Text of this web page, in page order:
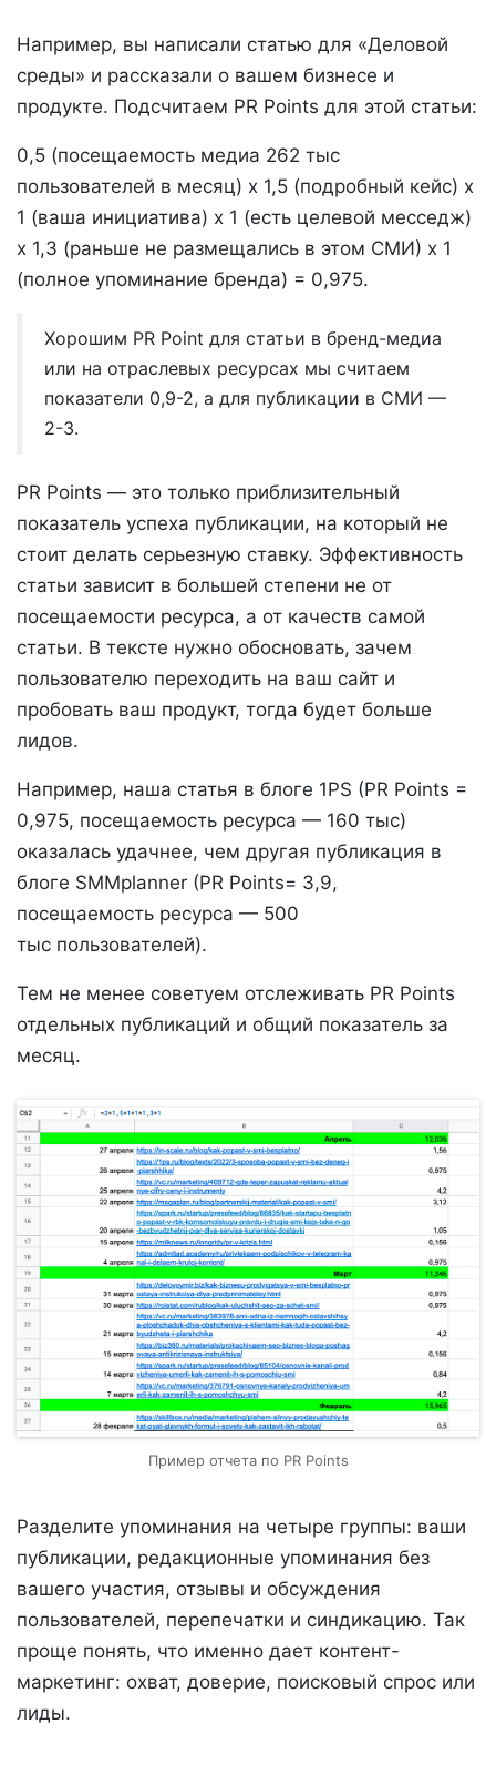
Например, вы написали статью для «Деловой
среды» и рассказали о вашем бизнесе и
продукте. Подсчитаем PR Points для этой статьи:
0,5 (посещаемость медиа 262 тыс
пользователей в месяц) х 1,5 (подробный кейс) х
1 (ваша инициатива) х 1 (есть целевой месседж)
х 1,3 (раньше не размещались в этом СМИ) х 1
(полное упоминание бренда) = 0,975.
Хорошим PR Point для статьи в бренд-медиа
или на отраслевых ресурсах мы считаем
показатели 0,9-2, а для публикации в СМИ —
2-3.
PR Points — это только приблизительный
показатель успеха публикации, на который не
стоит делать серьезную ставку. Эффективность
статьи зависит в большей степени не от
посещаемости ресурса, а от качеств самой
статьи. В тексте нужно обосновать, зачем
пользователю переходить на ваш сайт и
пробовать ваш продукт, тогда будет больше
лидов.
Например, наша статья в блоге 1PS (PR Points =
0,975, посещаемость ресурса — 160 тыс)
оказалась удачнее, чем другая публикация в
блоге SMMplanner (PR Points= 3,9,
посещаемость ресурса — 500
тыс пользователей).
Тем не менее советуем отслеживать PR Points
отдельных публикаций и общий показатель за
месяц.
Пример отчета по PR Points
Разделите упоминания на четыре группы: ваши
публикации, редакционные упоминания без
вашего участия, отзывы и обсуждения
пользователей, перепечатки и синдикацию. Так
проще понять, что именно дает контент-
маркетинг: охват, доверие, поисковый спрос или
лиды.